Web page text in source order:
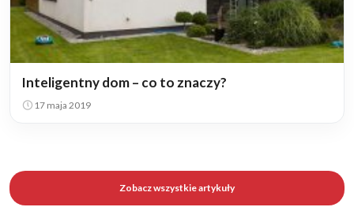
Inteligentny dom – co to znaczy?
17 maja 2019
Zobacz wszystkie artykuły